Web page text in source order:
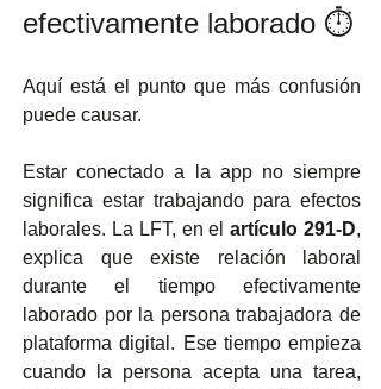
efectivamente laborado ⏱️
Aquí está el punto que más confusión
puede causar.
Estar conectado a la app no siempre
significa estar trabajando para efectos
laborales. La LFT, en el artículo 291-D,
explica que existe relación laboral
durante el tiempo efectivamente
laborado por la persona trabajadora de
plataforma digital. Ese tiempo empieza
cuando la persona acepta una tarea,